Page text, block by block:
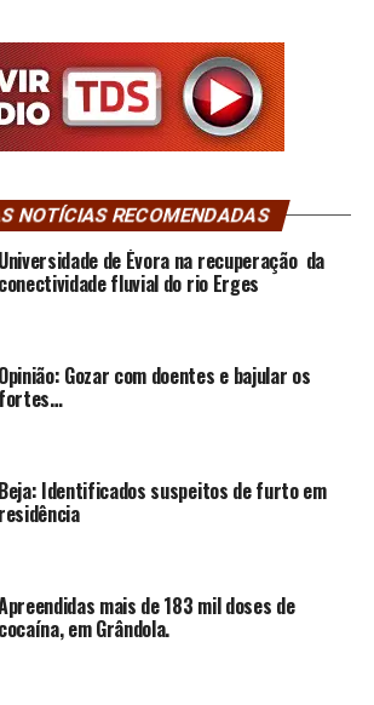
NOTÍCIAS RECOMENDADAS
Universidade de Évora na recuperação da
conectividade fluvial do rio Erges
Opinião: Gozar com doentes e bajular os
fortes…
Beja: Identificados suspeitos de furto em
residência
mais de 183 mil doses de
cocaína, em Grândola.